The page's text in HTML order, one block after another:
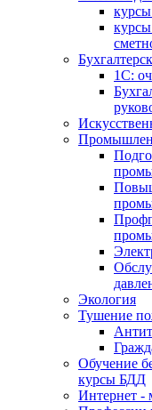
1С:
Экология
Тушение
Обучение
курсы БДД
Интернет -